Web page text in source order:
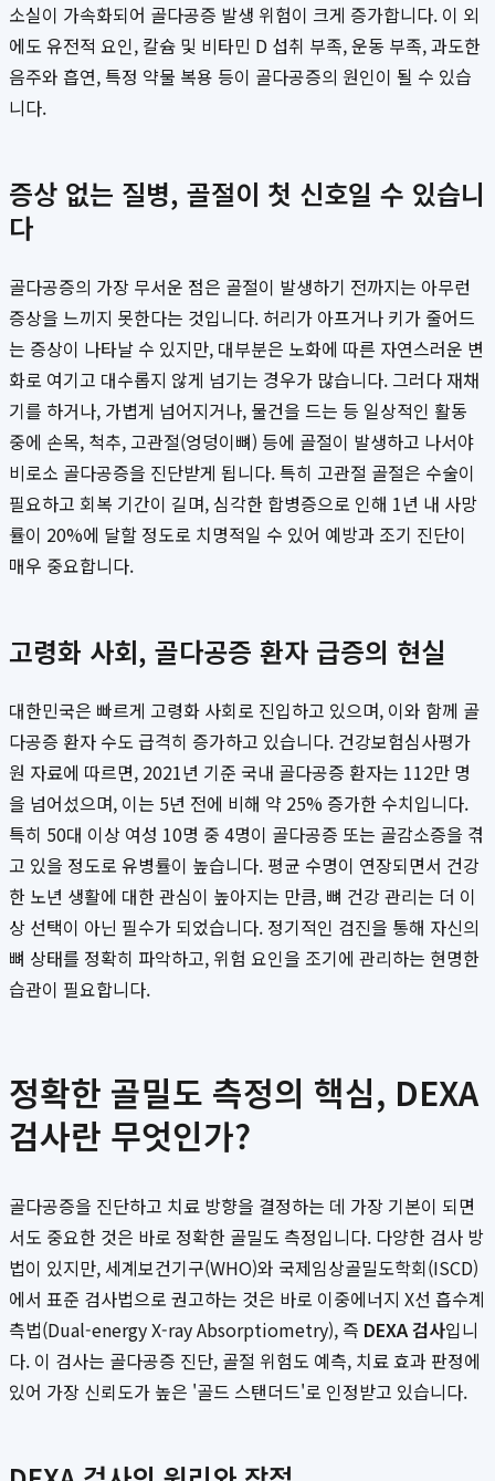
소실이 가속화되어 골다공증 발생 위험이 크게 증가합니다. 이 외
에도 유전적 요인, 칼슘 및 비타민 D 섭취 부족, 운동 부족, 과도한
음주와 흡연, 특정 약물 복용 등이 골다공증의 원인이 될 수 있습
니다.
증상 없는 질병, 골절이 첫 신호일 수 있습니
다
골다공증의 가장 무서운 점은 골절이 발생하기 전까지는 아무런
증상을 느끼지 못한다는 것입니다. 허리가 아프거나 키가 줄어드
는 증상이 나타날 수 있지만, 대부분은 노화에 따른 자연스러운 변
화로 여기고 대수롭지 않게 넘기는 경우가 많습니다. 그러다 재채
기를 하거나, 가볍게 넘어지거나, 물건을 드는 등 일상적인 활동
중에 손목, 척추, 고관절(엉덩이뼈) 등에 골절이 발생하고 나서야
비로소 골다공증을 진단받게 됩니다. 특히 고관절 골절은 수술이
필요하고 회복 기간이 길며, 심각한 합병증으로 인해 1년 내 사망
률이 20%에 달할 정도로 치명적일 수 있어 예방과 조기 진단이
매우 중요합니다.
고령화 사회, 골다공증 환자 급증의 현실
대한민국은 빠르게 고령화 사회로 진입하고 있으며, 이와 함께 골
다공증 환자 수도 급격히 증가하고 있습니다. 건강보험심사평가
원 자료에 따르면, 2021년 기준 국내 골다공증 환자는 112만 명
을 넘어섰으며, 이는 5년 전에 비해 약 25% 증가한 수치입니다.
특히 50대 이상 여성 10명 중 4명이 골다공증 또는 골감소증을 겪
고 있을 정도로 유병률이 높습니다. 평균 수명이 연장되면서 건강
한 노년 생활에 대한 관심이 높아지는 만큼, 뼈 건강 관리는 더 이
상 선택이 아닌 필수가 되었습니다. 정기적인 검진을 통해 자신의
뼈 상태를 정확히 파악하고, 위험 요인을 조기에 관리하는 현명한
습관이 필요합니다.
정확한 골밀도 측정의 핵심, DEXA
검사란 무엇인가?
골다공증을 진단하고 치료 방향을 결정하는 데 가장 기본이 되면
서도 중요한 것은 바로 정확한 골밀도 측정입니다. 다양한 검사 방
법이 있지만, 세계보건기구(WHO)와 국제임상골밀도학회(ISCD)
에서 표준 검사법으로 권고하는 것은 바로 이중에너지 X선 흡수계
측법(Dual-energy X-ray Absorptiometry), 즉 DEXA 검사입니
다. 이 검사는 골다공증 진단, 골절 위험도 예측, 치료 효과 판정에
있어 가장 신뢰도가 높은 '골드 스탠더드'로 인정받고 있습니다.